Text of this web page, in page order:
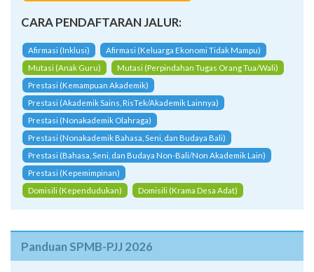
CARA PENDAFTARAN JALUR:
Afirmasi (Inklusi)
Afirmasi (Keluarga Ekonomi Tidak Mampu)
Mutasi (Anak Guru)
Mutasi (Perpindahan Tugas Orang Tua/Wali)
Prestasi (Kemampuan Akademik)
Prestasi (Akademik Sains, RisTek/Akademik Lainnya)
Prestasi (Nonakademik Olahraga)
Prestasi (Nonakademik Bahasa, Seni, dan Budaya Bali)
Prestasi (Bahasa, Seni, dan Budaya Non-Bali/Non Akademik Lain)
Prestasi (Kepemimpinan)
Domisili (Kependudukan)
Domisili (Krama Desa Adat)
Panduan SPMB-PJJ 2026